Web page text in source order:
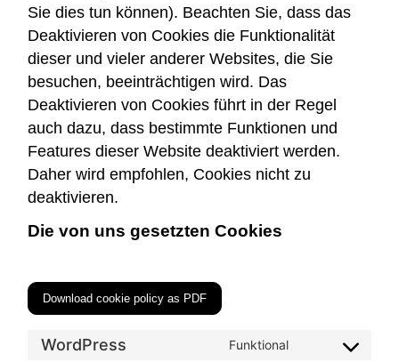
Sie dies tun können). Beachten Sie, dass das
Deaktivieren von Cookies die Funktionalität
dieser und vieler anderer Websites, die Sie
besuchen, beeinträchtigen wird. Das
Deaktivieren von Cookies führt in der Regel
auch dazu, dass bestimmte Funktionen und
Features dieser Website deaktiviert werden.
Daher wird empfohlen, Cookies nicht zu
deaktivieren.
Die von uns gesetzten Cookies
Download cookie policy as PDF
WordPress Funktional